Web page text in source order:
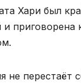
Хари был
приговорена
перестаёт